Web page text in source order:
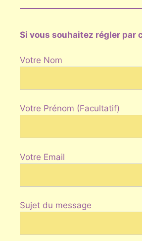
Si vous souhaitez régler par
Votre Nom
Votre Prénom (Facultatif)
Votre Email
Sujet du message